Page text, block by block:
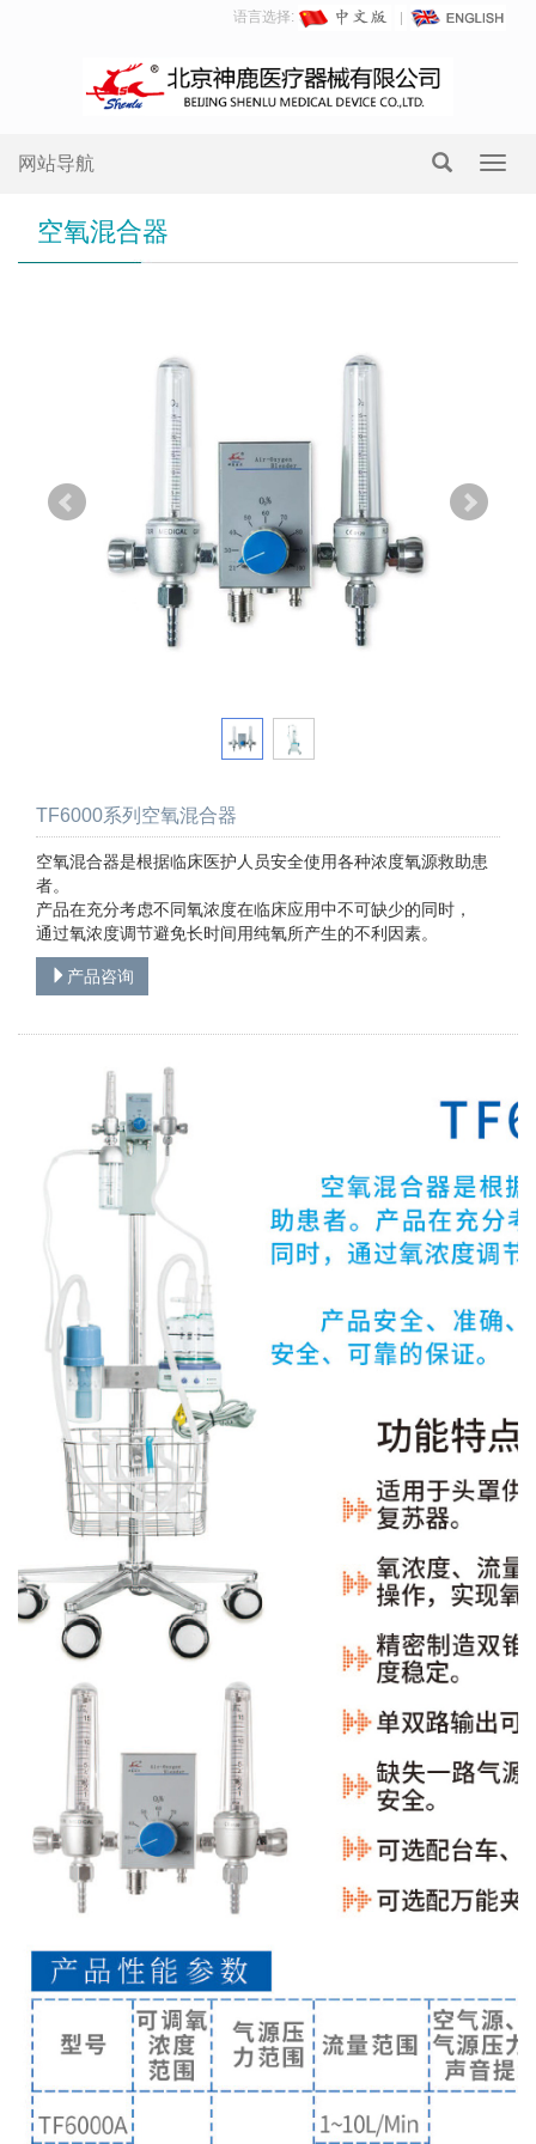
语言选择:
网站导航
空氧混合器
TF6000系列空氧混合器
空氧混合器是根据临床医护人员安全使用各种浓度氧源救助患
者。
产品在充分考虑不同氧浓度在临床应用中不可缺少的同时，
通过氧浓度调节避免长时间用纯氧所产生的不利因素。
产品咨询